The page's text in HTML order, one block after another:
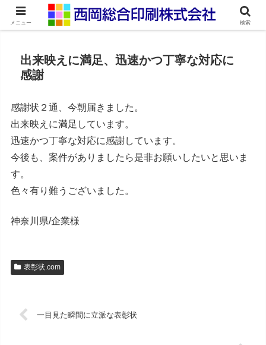
ネット印刷通販・オンデマンド印刷
出来映えに満足、迅速かつ丁寧な対応に
感謝
感謝状２通、今朝届きました。
出来映えに満足しています。
迅速かつ丁寧な対応に感謝しています。
今後も、案件がありましたら是非お願いしたいと思いま
す。
色々有り難うございました。
神奈川県/企業様
表彰状.com
一目見た瞬間に立派な表彰状
メニュー 検索